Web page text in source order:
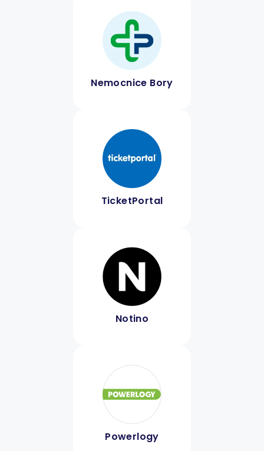
Nemocnice Bory
TicketPortal
Notino
Powerlogy